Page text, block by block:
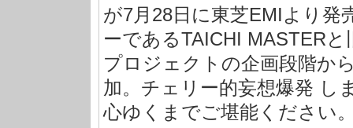
が7月28日に東芝EMIより
ーであるTAICHI MASTER
プロジェクトの企画段階か
加。チェリー的妄想爆発
心ゆくまでご堪能ください